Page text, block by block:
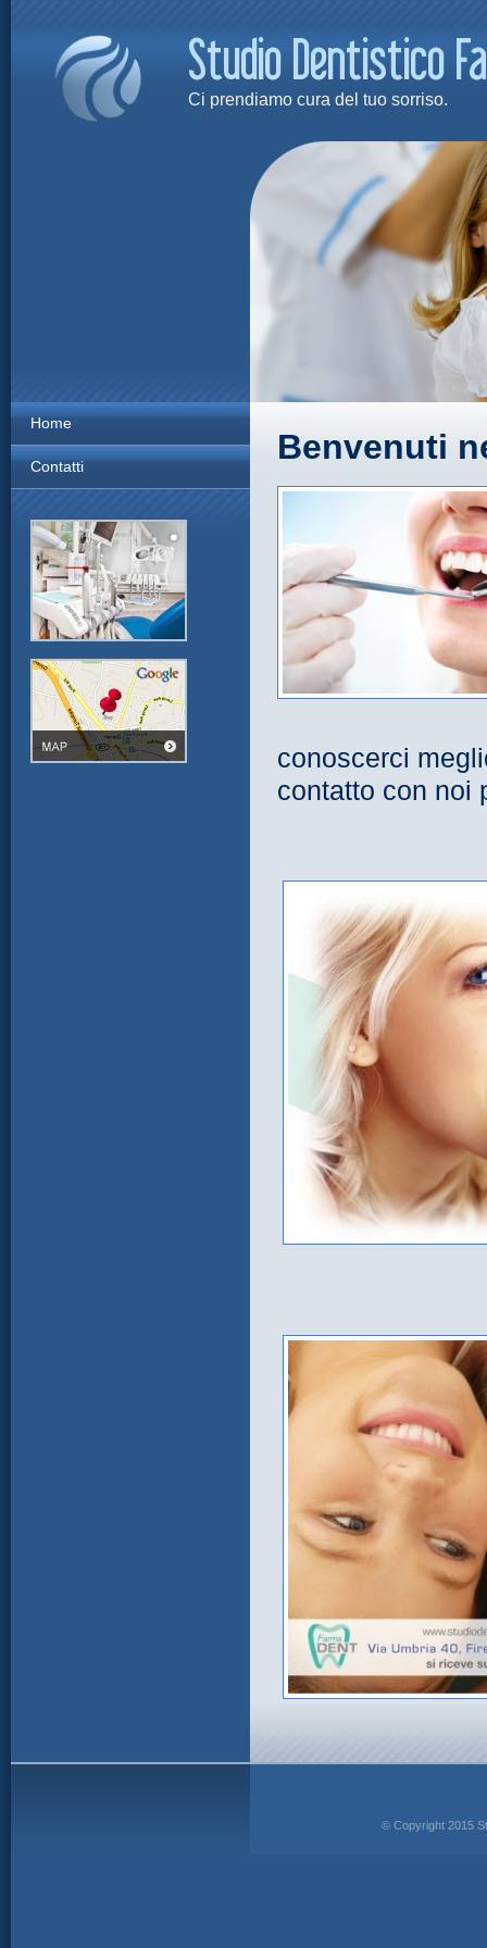
Ci prendiamo cura del tuo sorriso.
Benvenuti
conoscerci
contatto con noi
Home
Contatti
© Copyright 2015